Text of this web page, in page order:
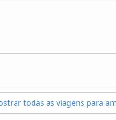
todas as viagens para